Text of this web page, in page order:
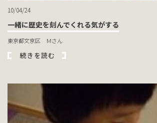
10/04/24
一緒に歴史を刻んでくれる気がする
東京都文京区 Ｍさん
続きを読む